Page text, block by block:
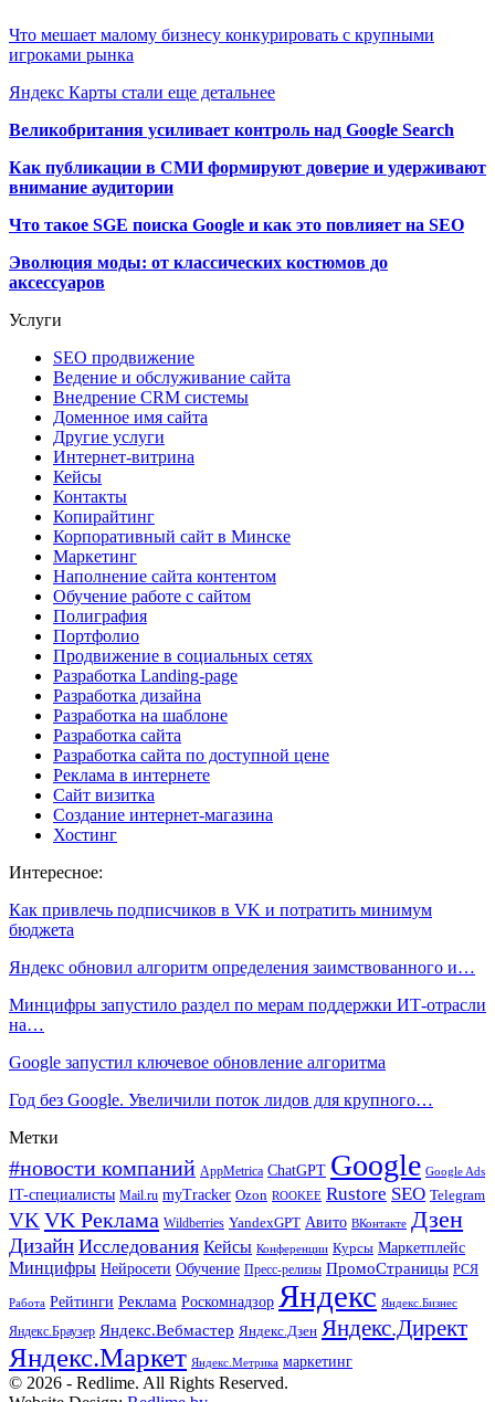
Что мешает малому бизнесу конкурировать с крупными
игроками рынка
Яндекс Карты стали еще детальнее
Великобритания усиливает контроль над Google Search
Как публикации в СМИ формируют доверие и удерживают
внимание аудитории
Что такое SGE поиска Google и как это повлияет на SEO
Эволюция моды: от классических костюмов до
аксессуаров
Услуги
SEO продвижение
Ведение и обслуживание сайта
Внедрение CRM системы
Доменное имя сайта
Другие услуги
Интернет-витрина
Кейсы
Контакты
Копирайтинг
Корпоративный сайт в Минске
Маркетинг
Наполнение сайта контентом
Обучение работе с сайтом
Полиграфия
Портфолио
Продвижение в социальных сетях
Разработка Landing-page
Разработка дизайна
Разработка на шаблоне
Разработка сайта
Разработка сайта по доступной цене
Реклама в интернете
Сайт визитка
Создание интернет-магазина
Хостинг
Интересное:
Как привлечь подписчиков в VK и потратить минимум
бюджета
Яндекс обновил алгоритм определения заимствованного и…
Минцифры запустило раздел по мерам поддержки ИТ-отрасли
на…
Google запустил ключевое обновление алгоритма
Год без Google. Увеличили поток лидов для крупного…
Метки
#новости компаний AppMetrica ChatGPT Google Google Ads
IT-специалисты Mail.ru myTracker Ozon ROOKEE Rustore SEO Telegram
VK VK Реклама Wildberries YandexGPT Авито ВКонтакте Дзен
Дизайн Исследования Кейсы Конференции Курсы Маркетплейс
Минцифры Нейросети Обучение Пресс-релизы ПромоСтраницы РСЯ
Работа Рейтинги Реклама Роскомнадзор Яндекс Яндекс.Бизнес
Яндекс.Браузер Яндекс.Вебмастер Яндекс.Дзен Яндекс.Директ
Яндекс.Маркет Яндекс.Метрика маркетинг
© 2026 - Redlime. All Rights Reserved.